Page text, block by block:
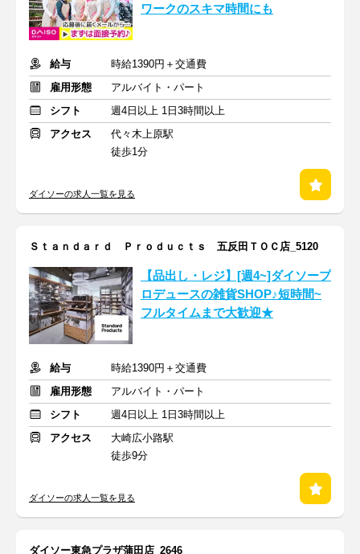
ワークのスキマ時間にも
給与
時給1390円＋交通費
雇用形態
アルバイト・パート
シフト
週4日以上 1日3時間以上
アクセス
代々木上原駅
徒歩1分
ダイソーの求人一覧を見る
Ｓｔａｎｄａｒｄ Ｐｒｏｄｕｃｔｓ 五反田ＴＯＣ店_5120
【品出し・レジ】[週4~]ダイソープ
ロデュースの雑貨SHOP♪短時間~
フルタイムまで大歓迎★
給与
時給1390円＋交通費
雇用形態
アルバイト・パート
シフト
週4日以上 1日3時間以上
アクセス
大崎広小路駅
徒歩9分
ダイソーの求人一覧を見る
ダイソー東急プラザ蒲田店_2646